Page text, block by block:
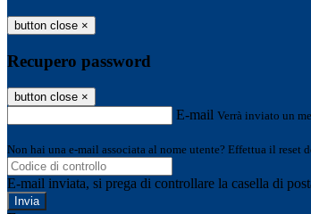
button close ×
Recupero password
button close ×
E-mail Verrà inviato un
Non hai una e-mail associata al nome utente? Effettua il reset
E-mail inviata, si prega di controllare la casella di